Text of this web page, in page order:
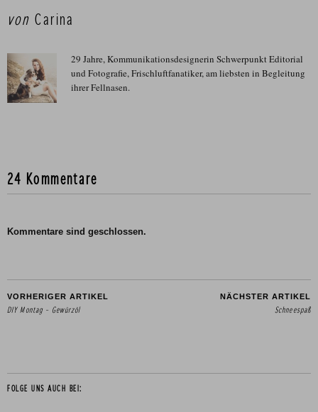
vonCarina
29 Jahre, Kommunikationsdesignerin Schwerpunkt Editorial
und Fotografie, Frischluftfanatiker, am liebsten in Begleitung
ihrer Fellnasen.
24 Kommentare
Kommentare sind geschlossen.
VORHERIGER ARTIKEL
DIY Montag – Gewürzöl
NÄCHSTER ARTIKEL
Schneespaß
FOLGE UNS AUCH BEI: